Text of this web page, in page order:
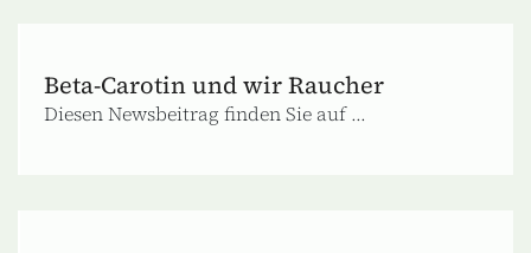
Beta-Carotin und wir Raucher
Diesen Newsbeitrag finden Sie auf ...